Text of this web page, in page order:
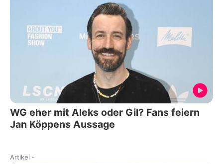
WG eher mit Aleks oder Gil? Fans feiern
Jan Köppens Aussage
Artikel -